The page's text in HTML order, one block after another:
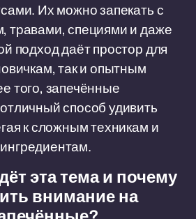
Их можно запекать с
травами, специями и даже
подход даёт простор для
так и опытным
того, запечённые
способ удивить
к сложным техникам и
эта тема и почему
внимание на